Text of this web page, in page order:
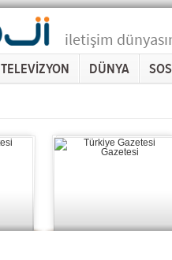
iletişim
TELEVİZYON DÜNYA